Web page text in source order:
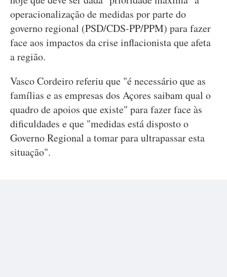
operacionalização de medidas por parte do
governo regional (PSD/CDS-PP/PPM) para fazer
face aos impactos da crise inflacionista que afeta
a região.
Vasco Cordeiro referiu que "é necessário que as
famílias e as empresas dos Açores saibam qual o
quadro de apoios que existe" para fazer face às
dificuldades e que "medidas está disposto o
Governo Regional a tomar para ultrapassar esta
situação".